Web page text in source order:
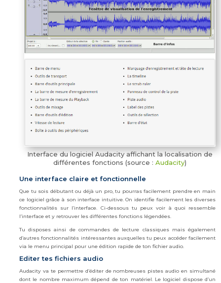
Interface du logiciel Audacity affichant la localisation de
différentes fonctions (source : Audacity)
Une interface claire et fonctionnelle
Que tu sois débutant ou déjà un pro, tu pourras facilement prendre en main
ce logiciel grâce à son interface intuitive. On identifie facilement les diverses
fonctionnalités sur l’interface. Ci-dessous tu peux voir à quoi ressemble
l’interface et y retrouver les différentes fonctions légendées.
Tu disposes ainsi de commandes de lecture classiques mais également
d’autres fonctionnalités intéressantes auxquelles tu peux accéder facilement
via le menu principal pour une édition rapide de ton fichier audio.
Editer tes fichiers audio
Audacity va te permettre d’éditer de nombreuses pistes audio en simultané
dont le nombre maximum dépend de ton matériel. Le logiciel dispose d’un